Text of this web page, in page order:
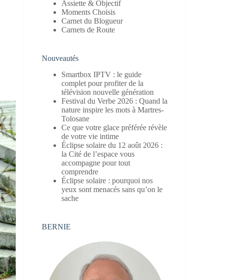
Assiette & Objectif
Moments Choisis
Carnet du Blogueur
Carnets de Route
Nouveautés
Smartbox IPTV : le guide
complet pour profiter de la
télévision nouvelle génération
Festival du Verbe 2026 : Quand la
nature inspire les mots à Martres-
Tolosane
Ce que votre glace préférée révèle
de votre vie intime
Éclipse solaire du 12 août 2026 :
la Cité de l’espace vous
accompagne pour tout
comprendre
Éclipse solaire : pourquoi nos
yeux sont menacés sans qu’on le
sache
BERNIE